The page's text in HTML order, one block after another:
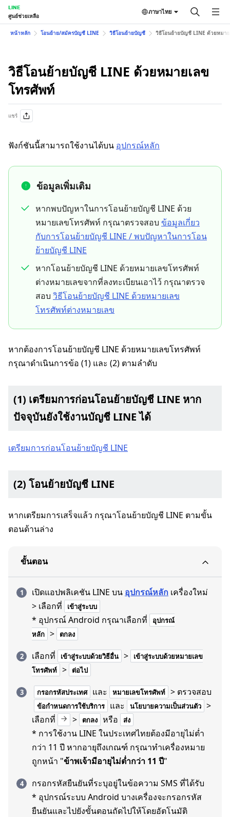
LINE
ศูนย์ช่วยเหลือ
ภาษาไทย
หน้าหลัก โอนย้าย/สมัครบัญชี LINE วิธีโอนย้ายบัญชี วิธีโอนย้ายบัญชี LINE ด้วยหมา
วิธีโอนย้ายบัญชี LINE ด้วยหมายเลข
โทรศัพท์
แชร์
ฟังก์ชันนี้สามารถใช้งานได้บน อุปกรณ์หลัก
ข้อมูลเพิ่มเติม
หากพบปัญหาในการโอนย้ายบัญชี LINE ด้วย
หมายเลขโทรศัพท์ กรุณาตรวจสอบ ข้อมูลเกี่ยว
กับการโอนย้ายบัญชี LINE / พบปัญหาในการโอน
ย้ายบัญชี LINE
หากโอนย้ายบัญชี LINE ด้วยหมายเลขโทรศัพท์
ต่างหมายเลขจากที่ลงทะเบียนเอาไว้ กรุณาตรวจ
สอบ วิธีโอนย้ายบัญชี LINE ด้วยหมายเลข
โทรศัพท์ต่างหมายเลข
หากต้องการโอนย้ายบัญชี LINE ด้วยหมายเลขโทรศัพท์
กรุณาดำเนินการข้อ (1) และ (2) ตามลำดับ
(1) เตรียมการก่อนโอนย้ายบัญชี LINE หาก
ปัจจุบันยังใช้งานบัญชี LINE ได้
เตรียมการก่อนโอนย้ายบัญชี LINE
(2) โอนย้ายบัญชี LINE
หากเตรียมการเสร็จแล้ว กรุณาโอนย้ายบัญชี LINE ตามขั้น
ตอนด้านล่าง
ขั้นตอน
เปิดแอปพลิเคชัน LINE บน อุปกรณ์หลัก เครื่องใหม่
> เลือกที่
เข้าสู่ระบบ
* อุปกรณ์ Android กรุณาเลือกที่
อุปกรณ์
หลัก > ตกลง
เลือกที่ เข้าสู่ระบบด้วยวิธีอื่น >
เข้าสู่ระบบด้วยหมายเลข
โทรศัพท์ > ต่อไป
กรอกรหัสประเทศ และ หมายเลขโทรศัพท์ > ตรวจสอบ
ข้อกำหนดการใช้บริการ และ นโยบายความเป็นส่วนตัว >
เลือกที่
> ตกลง หรือ ส่ง
* การใช้งาน LINE ในประเทศไทยต้องมีอายุไม่ต่ำ
กว่า 11 ปี หากอายุถึงเกณฑ์ กรุณาทำเครื่องหมาย
ถูกหน้า "ข้าพเจ้ามีอายุไม่ต่ำกว่า 11 ปี"
กรอกรหัสยืนยันที่ระบุอยู่ในข้อความ SMS ที่ได้รับ
* อุปกรณ์ระบบ Android บางเครื่องจะกรอกรหัส
ยืนยันและไปยังขั้นตอนถัดไปให้โดยอัตโนมัติ